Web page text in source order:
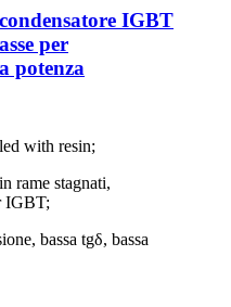
IGBT
per
potenza
with resin;
rame stagnati,
IGBT;
bassa tgδ, bassa